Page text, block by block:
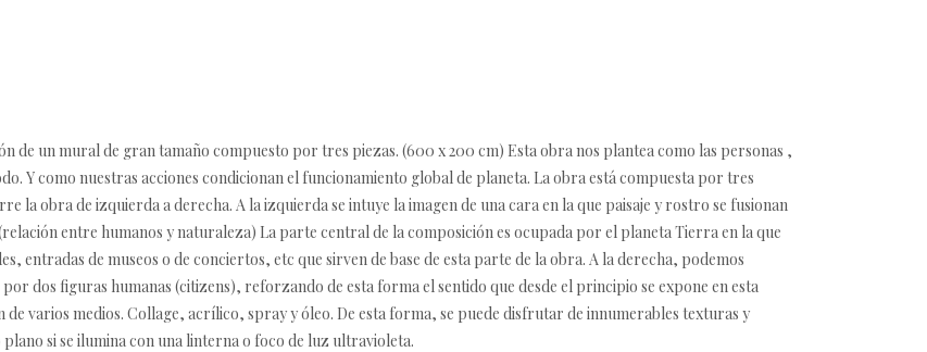
de un mural de gran tamaño compuesto por tres piezas. (600 x 200 cm) Esta obra nos plantea como las personas ,
Y como nuestras acciones condicionan el funcionamiento global de planeta. La obra está compuesta por tres
la obra de izquierda a derecha. A la izquierda se intuye la imagen de una cara en la que paisaje y rostro se fusionan
entre humanos y naturaleza) La parte central de la composición es ocupada por el planeta Tierra en la que
entradas de museos o de conciertos, etc que sirven de base de esta parte de la obra. A la derecha, podemos
dos figuras humanas (citizens), reforzando de esta forma el sentido que desde el principio se expone en esta
varios medios. Collage, acrílico, spray y óleo. De esta forma, se puede disfrutar de innumerables texturas y
si se ilumina con una linterna o foco de luz ultravioleta.